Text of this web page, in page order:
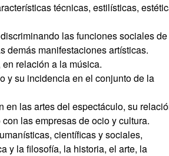
técnicas, estilísticas,
las funciones sociales
demás manifestaciones artísticas.
relación a la música.
y su incidencia en el conjunto de la
las artes del espectáculo, su
las empresas de ocio y cultura.
científicas y sociales,
y la filosofía, la historia, el arte, la